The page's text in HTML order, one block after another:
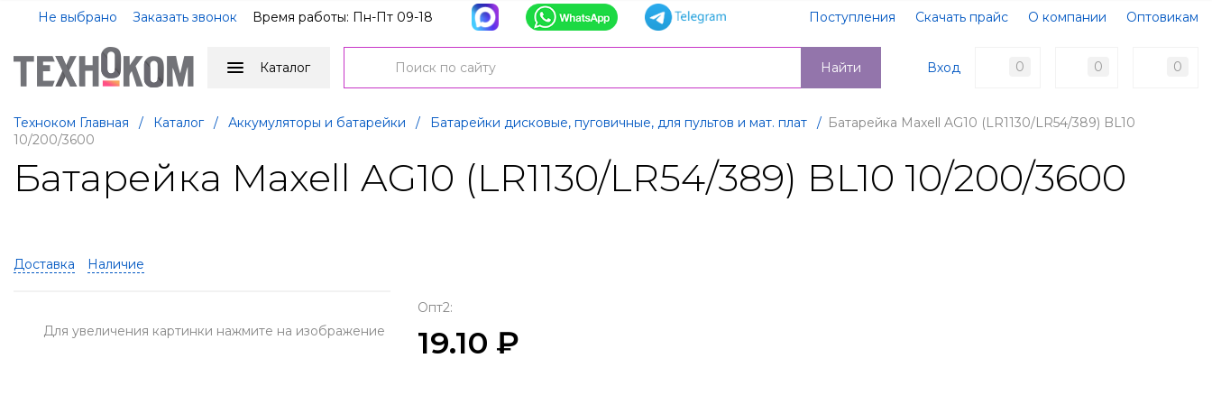
Не выбрано Заказать звонок Время работы: Пн-Пт 09-18 Поступления Скачать прайс О компании
Оптовикам
Доставка
Контакты
Каталог Вход 0 0 0
Найти
Техноком Главная / Каталог / Аккумуляторы и батарейки / Батарейки дисковые, пуговичные, для пультов и мат. плат / Батарейка Maxell AG10 (LR1130/LR54/389) BL10
10/200/3600
Батарейка Maxell AG10 (LR1130/LR54/389) BL10 10/200/3600
Доставка Наличие
Для увеличения картинки нажмите на изображение
Опт2:
19.10 ₽